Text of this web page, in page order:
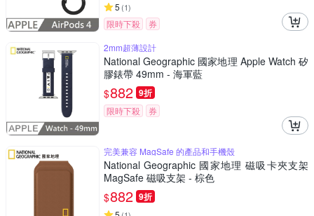
5 (1)
限時下殺
券
2mm超薄設計
National Geographic 國家地理 Apple Watch 矽
膠錶帶 49mm - 海軍藍
$882 9折
限時下殺 券
完美兼容 MagSafe 的產品和手機殼
National Geographic 國家地理 磁吸卡夾支架
MagSafe 磁吸支架 - 棕色
$882 9折